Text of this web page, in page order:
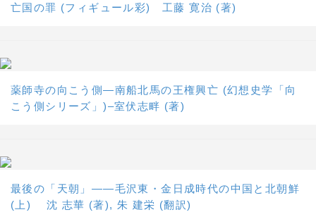
亡国の罪 (フィギュール彩) 工藤 寛治 (著)
薬師寺の向こう側―南船北馬の王権興亡 (幻想史学「向
こう側シリーズ」)–室伏志畔 (著)
最後の「天朝」――毛沢東・金日成時代の中国と北朝鮮
(上) 沈 志華 (著), 朱 建栄 (翻訳)